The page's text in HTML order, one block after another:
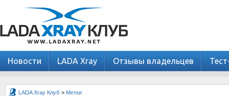
Новости LADA Xray Отзывы владельцев
LADA Xray Клуб > Метки